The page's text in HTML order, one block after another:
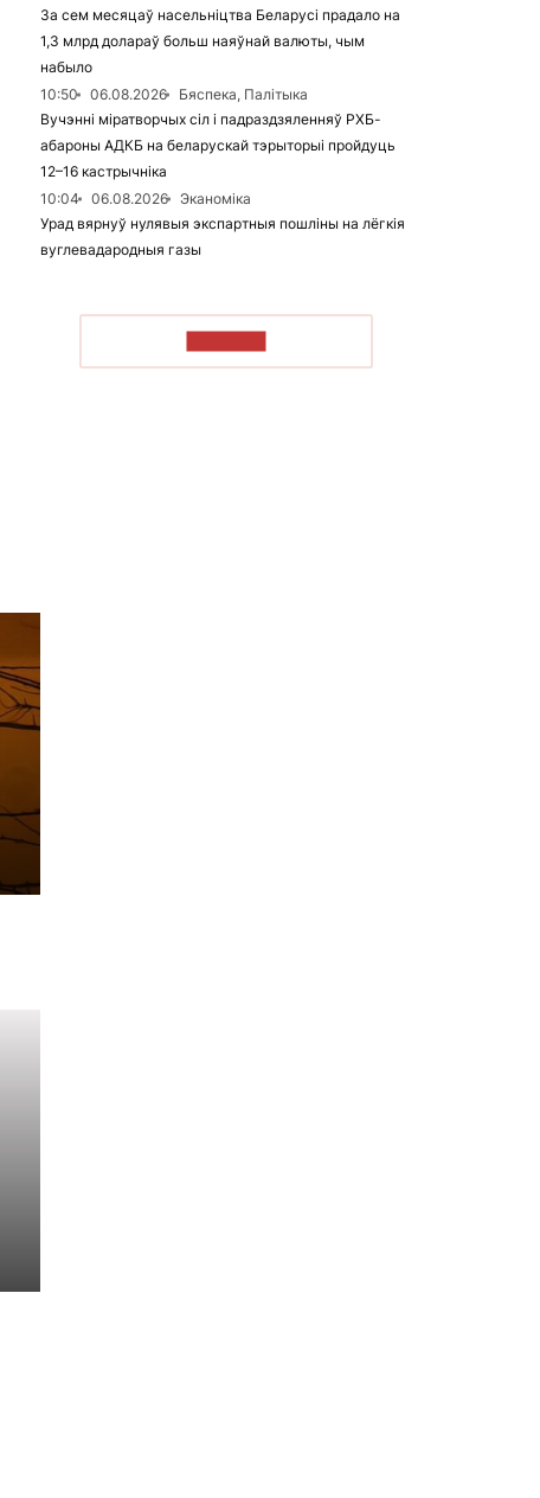
За сем месяцаў насельніцтва Беларусі прадало на
1,3 млрд долараў больш наяўнай валюты, чым
набыло
10:50
06.08.2026
Бяспека, Палітыка
Вучэнні міратворчых сіл і падраздзяленняў РХБ-
абароны АДКБ на беларускай тэрыторыі пройдуць
12–16 кастрычніка
10:04
06.08.2026
Эканоміка
Урад вярнуў нулявыя экспартныя пошліны на лёгкія
вуглевадародныя газы